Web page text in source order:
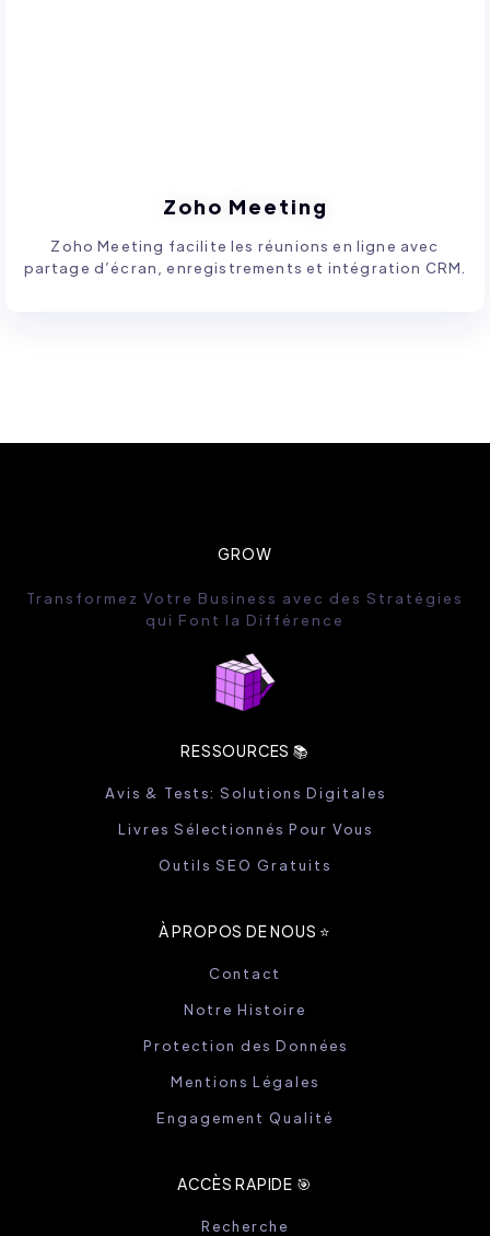
Zoho Meeting
Zoho Meeting facilite les réunions en ligne avec
partage d’écran, enregistrements et intégration CRM.
GROW
Transformez Votre Business avec des Stratégies
qui Font la Différence
RESSOURCES 📚
Avis & Tests: Solutions Digitales
Livres Sélectionnés Pour Vous
Outils SEO Gratuits
À PROPOS DE NOUS ⭐️
Contact
Notre Histoire
Protection des Données
Mentions Légales
Engagement Qualité
ACCÈS RAPIDE 🎯
Recherche